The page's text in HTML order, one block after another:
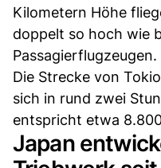
Kilometern Höhe
doppelt so hoch wie
Passagierflugzeugen.
Die Strecke von
sich in rund zwei
entspricht etwa
Japan